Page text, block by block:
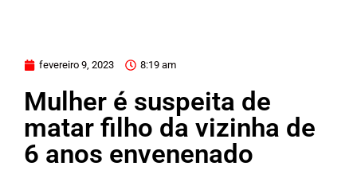
fevereiro 9, 2023 8:19 am
Mulher é suspeita de
matar filho da vizinha de
6 anos envenenado